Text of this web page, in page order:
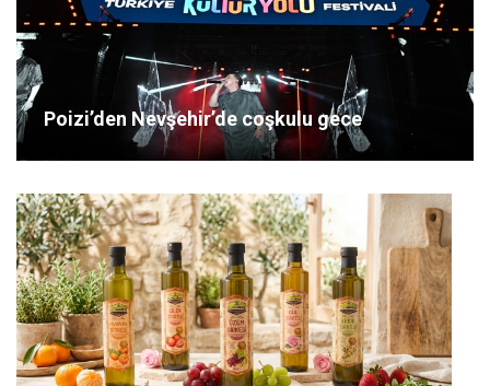
Poizi’den Nevşehir’de coşkulu gece